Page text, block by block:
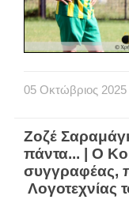
05 Οκτώβριος 2025
Ζοζέ
πάντα... | Ο
συγγραφέας,
Λογοτεχνίας